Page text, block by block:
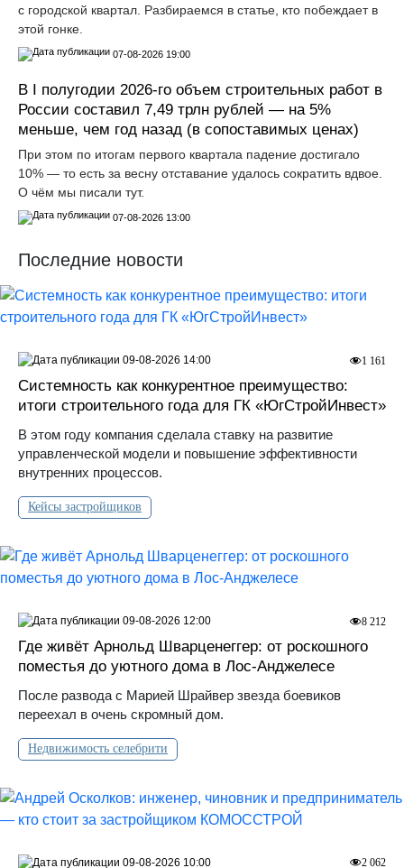
с городской квартал. Разбираемся в статье, кто побеждает в
этой гонке.
07-08-2026 19:00
В I полугодии 2026-го объем строительных работ в
России составил 7,49 трлн рублей — на 5%
меньше, чем год назад (в сопоставимых ценах)
При этом по итогам первого квартала падение достигало
10% — то есть за весну отставание удалось сократить вдвое.
О чём мы писали тут.
07-08-2026 13:00
Последние новости
Системность как конкурентное преимущество:
итоги строительного года для ГК «ЮгСтройИнвест»
В этом году компания сделала ставку на развитие
управленческой модели и повышение эффективности
внутренних процессов.
Кейсы застройщиков
1 161
09-08-2026 14:00
Где живёт Арнольд Шварценеггер: от роскошного
поместья до уютного дома в Лос‑Анджелесе
После развода с Марией Шрайвер звезда боевиков
переехал в очень скромный дом.
Недвижимость селебрити
8 212
09-08-2026 12:00
2 062
09-08-2026 10:00